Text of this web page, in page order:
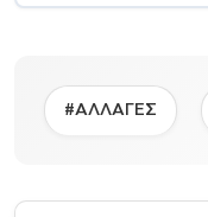
#ΑΛΛΑΓΕΣ